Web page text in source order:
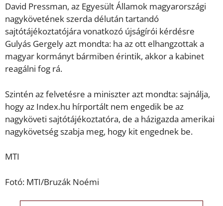
David Pressman, az Egyesült Államok magyarországi
nagykövetének szerda délután tartandó
sajtótájékoztatójára vonatkozó újságírói kérdésre
Gulyás Gergely azt mondta: ha az ott elhangzottak a
magyar kormányt bármiben érintik, akkor a kabinet
reagálni fog rá.
Szintén az felvetésre a miniszter azt mondta: sajnálja,
hogy az Index.hu hírportált nem engedik be az
nagyköveti sajtótájékoztatóra, de a házigazda amerikai
nagykövetség szabja meg, hogy kit engednek be.
MTI
Fotó: MTI/Bruzák Noémi